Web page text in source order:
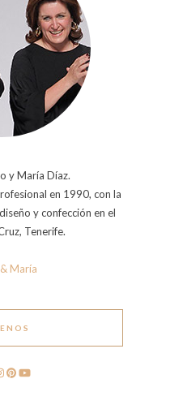
y María Díaz.
en 1990, con la
y confección en el
Tenerife.
María